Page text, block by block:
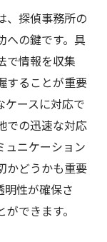
速な対応
援
ンタルケア
拠を得るた
備と計画
法
理法
、探偵事務所の
への鍵です。具
で情報を収集
することが重要
ケースに対応で
での迅速な対応
ュニケーション
かどうかも重要
明性が確保さ
できます。